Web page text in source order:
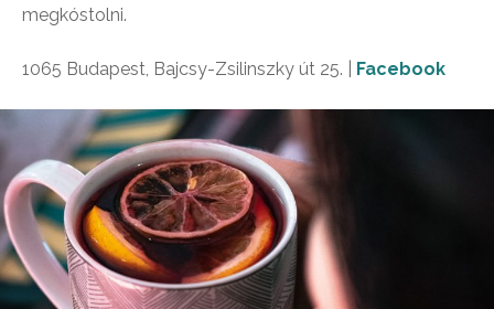
megkóstolni.
1065 Budapest, Bajcsy-Zsilinszky út 25. | Facebook